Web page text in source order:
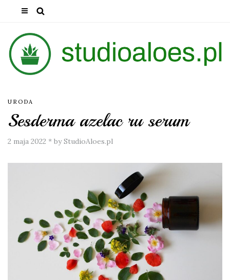
URODA
Sesderma azelac ru serum
2 maja 2022 * by StudioAloes.pl